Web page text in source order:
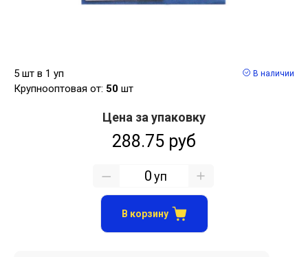
5 шт в 1 уп
Крупнооптовая от: 50 шт
В наличии
Цена за упаковку
288.75 руб
уп
В корзину